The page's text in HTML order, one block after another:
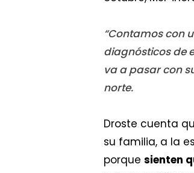
“Contamos con
diagnósticos de
va a pasar con
norte.
Droste cuenta
su familia, a la
porque sienten